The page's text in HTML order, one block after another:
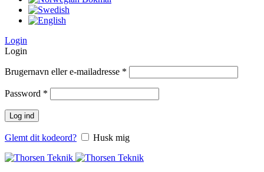
Login
Login
Brugernavn eller e-mailadresse *
Password *
Log ind
Glemt dit kodeord? Husk mig